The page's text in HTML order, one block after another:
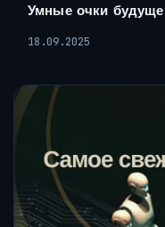
Умные очки
18.09.2025